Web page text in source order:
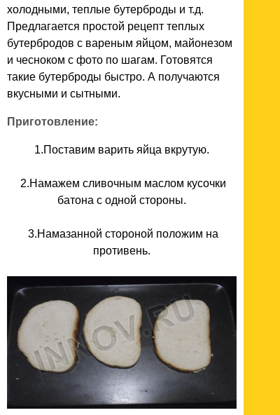
холодными, теплые бутерброды и т.д.
Предлагается простой рецепт теплых
бутербродов с вареным яйцом, майонезом
и чесноком с фото по шагам. Готовятся
такие бутерброды быстро. А получаются
вкусными и сытными.
Приготовление:
1.Поставим варить яйца вкрутую.
2.Намажем сливочным маслом кусочки
батона с одной стороны.
3.Намазанной стороной положим на
противень.